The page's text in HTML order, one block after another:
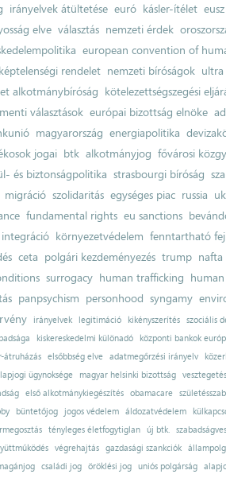
irányelvek átültetése euró kásler-ítélet
elve választás nemzeti érdek
european convention of
rendelet nemzeti bíróságok ultra
alkotmánybíróság kötelezettségszegési
választások európai bizottság elnöke
magyarország energiapolitika
jogai btk alkotmányjog fővárosi
és biztonságpolitika strasbourgi bíróság
migráció szolidaritás egységes piac russia
fundamental rights eu sanctions
környezetvédelem fenntartható
ceta polgári kezdeményezés trump nafta
surrogacy human trafficking
panpsychism personhood syngamy
irányelvek legitimáció kikényszerítés szociális
kiskereskedelmi különadó
központi bankok
átruházás
elsőbbség elve adatmegőrzési irányelv
ügynoksége
magyar helsinki bizottság
vesztegetés
első alkotmánykiegészítés obamacare
büntetőjog jogos védelem áldozatvédelem
tényleges életfogytiglan új btk.
végrehajtás gazdasági szankciók
családi jog öröklési jog uniós polgárság